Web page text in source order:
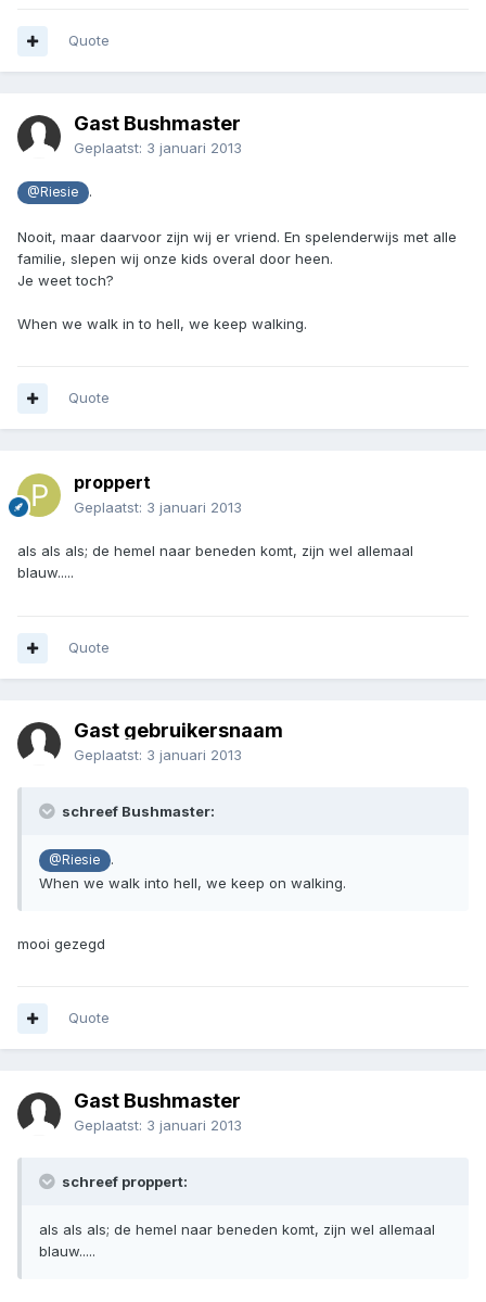
Quote
Gast Bushmaster
Geplaatst: 3 januari 2013
@Riesie .
Nooit, maar daarvoor zijn wij er vriend. En spelenderwijs met alle
familie, slepen wij onze kids overal door heen.
Je weet toch?
When we walk in to hell, we keep walking.
Quote
proppert
Geplaatst: 3 januari 2013
als als als; de hemel naar beneden komt, zijn wel allemaal
blauw.....
Quote
Gast gebruikersnaam
Geplaatst: 3 januari 2013
schreef Bushmaster:
@Riesie
.
When we walk into hell, we keep on walking.
mooi gezegd
Quote
Gast Bushmaster
Geplaatst: 3 januari 2013
schreef proppert:
als als als; de hemel naar beneden komt, zijn wel allemaal
blauw.....